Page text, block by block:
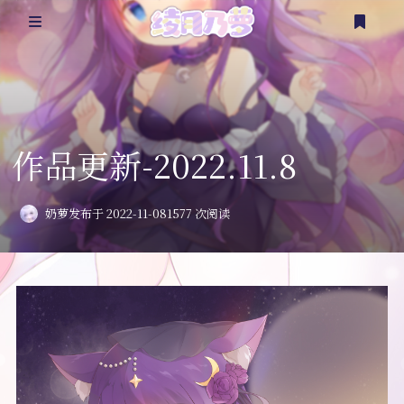
@乃萝
乃言乃语
看点涩图
杂七杂八
二次创作
延伸资源
更多？
时间轴
作品更新-2022.11.8
奶萝发布于 2022-11-081577 次阅读